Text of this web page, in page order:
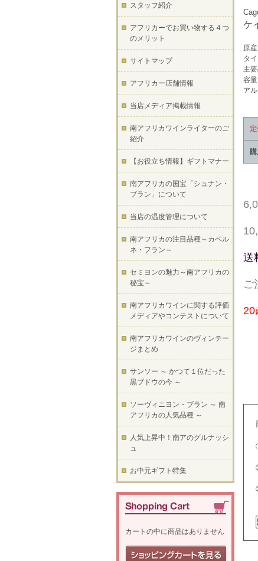
ケ
原
タ
主
容
ア
送
ご
20
スタッフ紹介
アフリカーでお買い物する４つ
のメリット
サイトマップ
アフリカー店舗情報
当店メディア掲載情報
南アフリカワインライターのご
紹介
【お役立ち情報】ギフトマナー
南アフリカの国宝「シュナン・
ブラン」について
当店の温度管理について
南アフリカの注目品種～カベル
ネ・フラン～
セミヨンの魅力～南アフリカの
秘宝～
南アフリカワインに関する評価
メディアやコンテストについて
南アフリカワインのヴィンテー
ジまとめ
サンソー ～ かつて１位だった
黒ブドウの今 ～
ソーヴィニヨン・ブラン ～ 南
アフリカの人気品種 ～
人気上昇中！南アのグルナッシ
ュ
お中元ギフト特集
カートの中に商品はありません